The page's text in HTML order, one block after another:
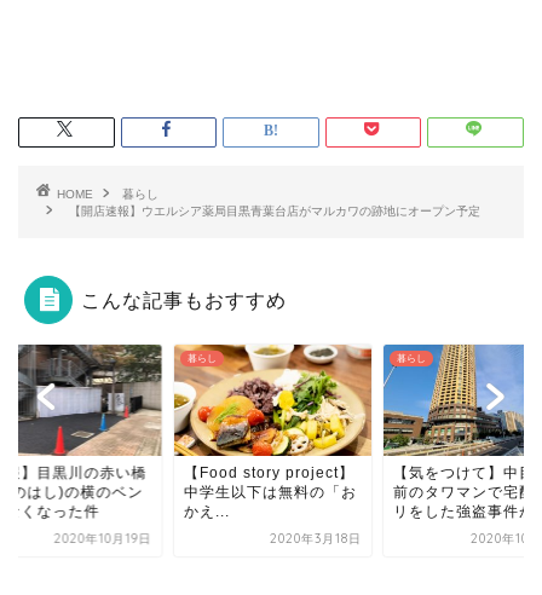
HOME
暮らし
【開店速報】ウエルシア薬局目黒青葉台店がマルカワの跡地にオープン予定
こんな記事もおすすめ
報】目黒川の赤い橋
のはし)の横のベン
なくなった件
2020年10月19日
暮らし
【Food story project】
中学生以下は無料の「お
かえ...
2020年3月18日
暮らし
【気をつけて】中目
前のタワマンで宅配
リをした強盗事件が
2020年10